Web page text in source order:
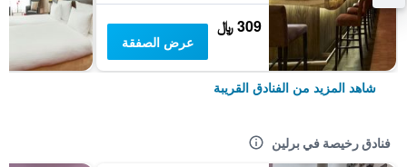
309 ﷼
عرض الصفقة
شاهد المزيد من الفنادق القريبة
فنادق رخيصة في برلين